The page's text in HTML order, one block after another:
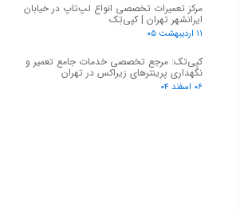
مرکز تعمیرات تخصصی انواع لپ‌تاپ در خیابان
ایرانشهر تهران | کپی‌تِک
۱۱ اردیبهشت ۰۵
کپی‌تک: مرجع تخصصی خدمات جامع تعمیر و
نگهداری پرینترهای زیراکس در تهران
۰۶ اسفند ۰۴